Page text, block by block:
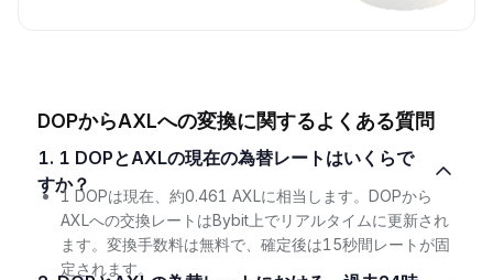
DOPからAXLへの変換に関するよくある質問
1. 1 DOPとAXLの現在の為替レートはいくらで
すか？
1 DOPは現在、約0.461 AXLに相当します。DOPから
AXLへの交換レートはBybit上でリアルタイムに更新され
ます。変換手数料は無料で、確定後は15秒間レートが固
定されます。